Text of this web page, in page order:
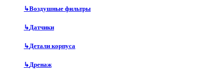
↳Воздушные фильтры
↳Датчики
↳Детали корпуса
↳Дренаж